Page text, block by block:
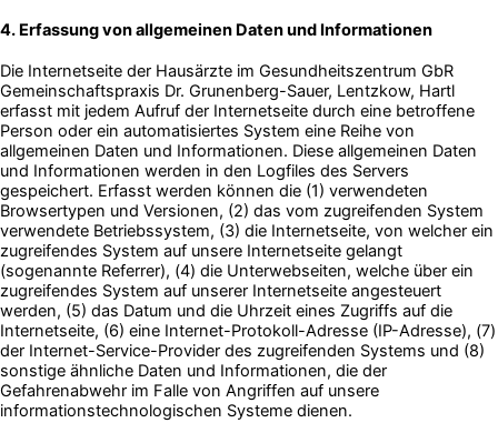
4. Erfassung von allgemeinen Daten und Informationen
Die Internetseite der Hausärzte im Gesundheitszentrum GbR
Gemeinschaftspraxis Dr. Grunenberg-Sauer, Lentzkow, Hartl
erfasst mit jedem Aufruf der Internetseite durch eine betroffene
Person oder ein automatisiertes System eine Reihe von
allgemeinen Daten und Informationen. Diese allgemeinen Daten
und Informationen werden in den Logfiles des Servers
gespeichert. Erfasst werden können die (1) verwendeten
Browsertypen und Versionen, (2) das vom zugreifenden System
verwendete Betriebssystem, (3) die Internetseite, von welcher ein
zugreifendes System auf unsere Internetseite gelangt
(sogenannte Referrer), (4) die Unterwebseiten, welche über ein
zugreifendes System auf unserer Internetseite angesteuert
werden, (5) das Datum und die Uhrzeit eines Zugriffs auf die
Internetseite, (6) eine Internet-Protokoll-Adresse (IP-Adresse), (7)
der Internet-Service-Provider des zugreifenden Systems und (8)
sonstige ähnliche Daten und Informationen, die der
Gefahrenabwehr im Falle von Angriffen auf unsere
informationstechnologischen Systeme dienen.